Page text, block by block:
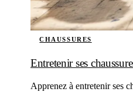
CHAUSSURES
Entretenir ses
Apprenez à entretenir ses